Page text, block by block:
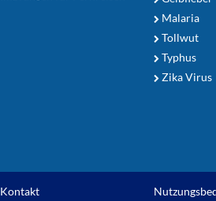
Malaria
Tollwut
Typhus
Zika Virus
Kontakt